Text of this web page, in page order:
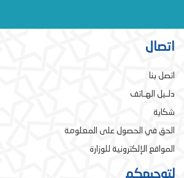
اتصال
اتصل بنا
دلـيل الهـاتف
شكاية
الحق في الحصول على المعلومة
المواقع الإلكترونية للوزارة
لتوجيهكم